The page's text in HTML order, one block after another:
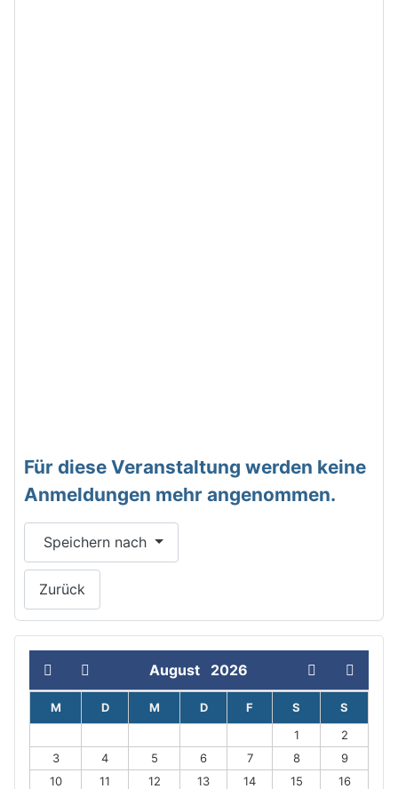
August 2026
M D M D F S
S
1
2
3
4 5 6 7 8
9
10
11 12 13 14 15
16
Für diese Veranstaltung werden keine
Anmeldungen mehr angenommen.
Speichern nach
Zurück